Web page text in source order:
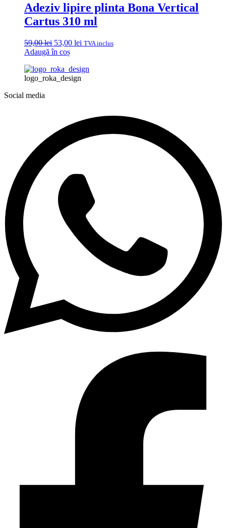
Adeziv lipire plinta Bona Vertical
Cartus 310 ml
59,00lei Prețul
inițial
fost:
59,00 lei.
53,00 lei Prețul
53,00 lei.
TVA inclus
Adaugă în coș
logo_roka_design
Social media